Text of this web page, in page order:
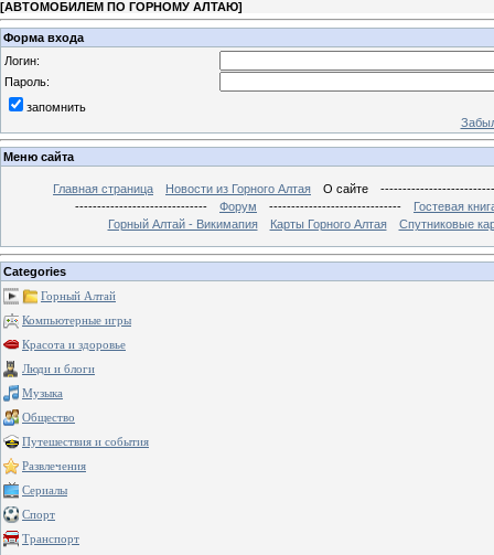
[АВТОМОБИЛЕМ ПО ГОРНОМУ АЛТАЮ]
Форма входа
Логин:
Пароль:
запомнить
Меню сайта
Главная страница Новости из Горного Алтая О сайте
------------------------------
Форум ------------------------------
Гостевая
Горный Алтай - Викимапия
Карты Горного Алтая Спутниковые
Categories
Горный Алтай
Компьютерные игры
Красота и здоровье
Люди и блоги
Музыка
Общество
Путешествия и события
Развлечения
Сериалы
Спорт
Транспорт